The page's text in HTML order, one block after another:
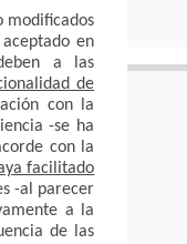
modificados
en
a las
de
con la
-se ha
con la
facilitado
-al parecer
a la
de las